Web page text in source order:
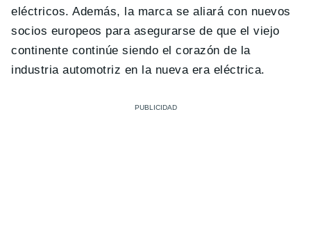
eléctricos. Además, la marca se aliará con nuevos
socios europeos para asegurarse de que el viejo
continente continúe siendo el corazón de la
industria automotriz en la nueva era eléctrica.